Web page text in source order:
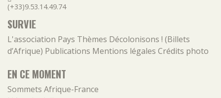
(+33)9.53.14.49.74
SURVIE
L'association Pays Thèmes Décolonisons ! (Billets
d’Afrique) Publications Mentions légales Crédits photo
EN CE MOMENT
Sommets Afrique-France